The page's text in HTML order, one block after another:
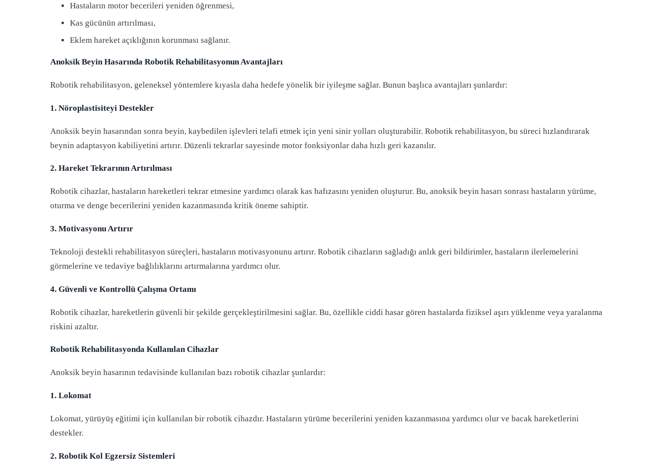
Hastaların motor becerileri yeniden öğrenmesi,
Kas gücünün artırılması,
Eklem hareket açıklığının korunması sağlanır.
Anoksik Beyin Hasarında Robotik Rehabilitasyonun Avantajları
Robotik rehabilitasyon, geleneksel yöntemlere kıyasla daha hedefe yönelik bir iyileşme sağlar. Bunun başlıca avantajları şunlardır:
1. Nöroplastisiteyi Destekler
Anoksik beyin hasarından sonra beyin, kaybedilen işlevleri telafi etmek için yeni sinir yolları oluşturabilir. Robotik rehabilitasyon, bu süreci hızlandırarak
beynin adaptasyon kabiliyetini artırır. Düzenli tekrarlar sayesinde motor fonksiyonlar daha hızlı geri kazanılır.
2. Hareket Tekrarının Artırılması
Robotik cihazlar, hastaların hareketleri tekrar etmesine yardımcı olarak kas hafızasını yeniden oluşturur. Bu, anoksik beyin hasarı sonrası hastaların yürüme,
oturma ve denge becerilerini yeniden kazanmasında kritik öneme sahiptir.
3. Motivasyonu Artırır
Teknoloji destekli rehabilitasyon süreçleri, hastaların motivasyonunu artırır. Robotik cihazların sağladığı anlık geri bildirimler, hastaların ilerlemelerini
görmelerine ve tedaviye bağlılıklarını artırmalarına yardımcı olur.
4. Güvenli ve Kontrollü Çalışma Ortamı
Robotik cihazlar, hareketlerin güvenli bir şekilde gerçekleştirilmesini sağlar. Bu, özellikle ciddi hasar gören hastalarda fiziksel aşırı yüklenme veya yaralanma
riskini azaltır.
Robotik Rehabilitasyonda Kullanılan Cihazlar
Anoksik beyin hasarının tedavisinde kullanılan bazı robotik cihazlar şunlardır:
1. Lokomat
Lokomat, yürüyüş eğitimi için kullanılan bir robotik cihazdır. Hastaların yürüme becerilerini yeniden kazanmasına yardımcı olur ve bacak hareketlerini
destekler.
2. Robotik Kol Egzersiz Sistemleri